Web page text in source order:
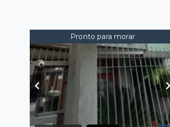
Pronto para morar